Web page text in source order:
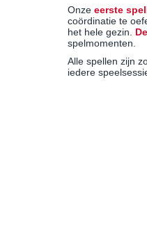
Onze eerste
coördinatie te
het hele gezin.
spelmomenten.
Alle spellen zijn
iedere